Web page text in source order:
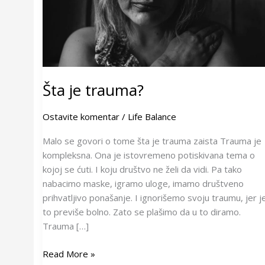
Šta je trauma?
Ostavite komentar / Life Balance
Malo se govori o tome šta je trauma zaista Trauma je
kompleksna. Ona je istovremeno potiskivana tema o
kojoj se ćuti. I koju društvo ne želi da vidi. Pa tako
nabacimo maske, igramo uloge, imamo društveno
prihvatljivo ponašanje. I ignorišemo svoju traumu, jer
to previše bolno. Zato se plašimo da u to diramo.
Trauma […]
Read More »